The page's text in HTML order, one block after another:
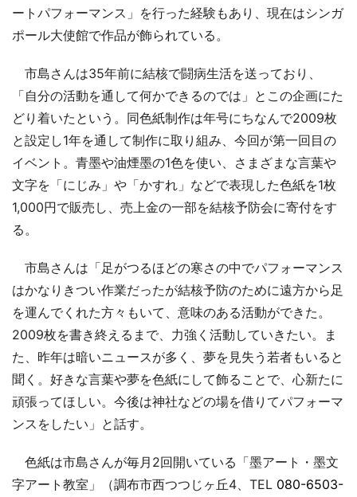
ートパフォーマンス」を行った経験もあり、現在はシンガ
ポール大使館で作品が飾られている。
市島さんは35年前に結核で闘病生活を送っており、
「自分の活動を通して何かできるのでは」とこの企画にた
どり着いたという。同色紙制作は年号にちなんで2009枚
と設定し1年を通して制作に取り組み、今回が第一回目の
イベント。青墨や油煙墨の1色を使い、さまざまな言葉や
文字を「にじみ」や「かすれ」などで表現した色紙を1枚
1,000円で販売し、売上金の一部を結核予防会に寄付をす
る。
市島さんは「足がつるほどの寒さの中でパフォーマンス
はかなりきつい作業だったが結核予防のために遠方から足
を運んでくれた方々もいて、意味のある活動ができた。
2009枚を書き終えるまで、力強く活動していきたい。ま
た、昨年は暗いニュースが多く、夢を見失う若者もいると
聞く。好きな言葉や夢を色紙にして飾ることで、心新たに
頑張ってほしい。今後は神社などの場を借りてパフォーマ
ンスをしたい」と話す。
色紙は市島さんが毎月2回開いている「墨アート・墨文
字アート教室」（調布市西つつじヶ丘4、TEL 080-6503-